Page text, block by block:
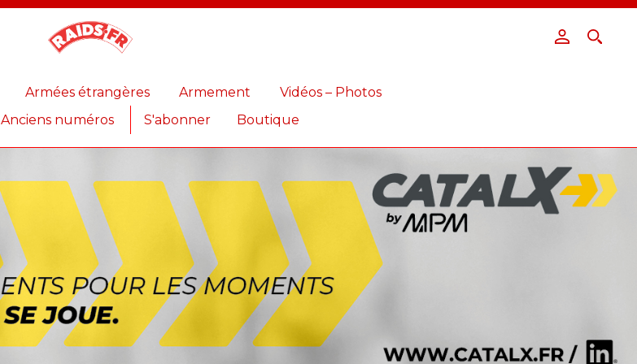
Armées étrangères Armement
Vidéos – Photos
Anciens numéros S'abonner Boutique